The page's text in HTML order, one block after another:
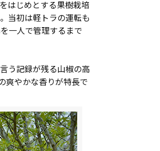
はじめとする果樹栽培
当初は軽トラの運転も
一人で管理するまで
う記録が残る山椒の高
爽やかな香りが特長で